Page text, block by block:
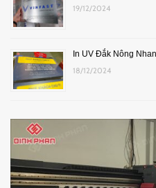
19/12/2024
In UV Đắk Nông
18/12/2024